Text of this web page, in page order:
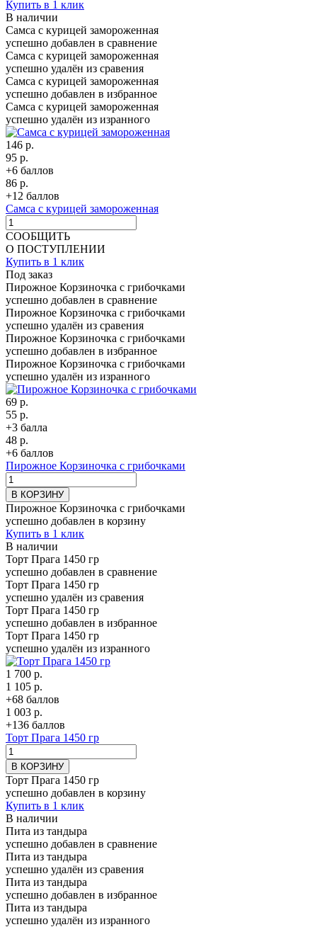
Купить в 1 клик
В наличии
Самса с курицей замороженная
успешно добавлен в сравнение
Самса с курицей замороженная
успешно удалён из сравения
Самса с курицей замороженная
успешно добавлен в избранное
Самса с курицей замороженная
успешно удалён из изранного
146 р.
95 р.
+6 баллов
86 р.
+12 баллов
Самса с курицей замороженная
СООБЩИТЬ
О ПОСТУПЛЕНИИ
Купить в 1 клик
Под заказ
Пирожное Корзиночка с грибочками
успешно добавлен в сравнение
Пирожное Корзиночка с грибочками
успешно удалён из сравения
Пирожное Корзиночка с грибочками
успешно добавлен в избранное
Пирожное Корзиночка с грибочками
успешно удалён из изранного
69 р.
55 р.
+3 балла
48 р.
+6 баллов
Пирожное Корзиночка с грибочками
В КОРЗИНУ
Пирожное Корзиночка с грибочками
успешно добавлен в корзину
Купить в 1 клик
В наличии
Торт Прага 1450 гр
успешно добавлен в сравнение
Торт Прага 1450 гр
успешно удалён из сравения
Торт Прага 1450 гр
успешно добавлен в избранное
Торт Прага 1450 гр
успешно удалён из изранного
1 700 р.
1 105 р.
+68 баллов
1 003 р.
+136 баллов
Торт Прага 1450 гр
В КОРЗИНУ
Торт Прага 1450 гр
успешно добавлен в корзину
Купить в 1 клик
В наличии
Пита из тандыра
успешно добавлен в сравнение
Пита из тандыра
успешно удалён из сравения
Пита из тандыра
успешно добавлен в избранное
Пита из тандыра
успешно удалён из изранного